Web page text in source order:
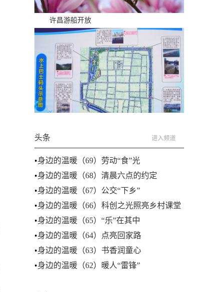
许昌游船开放
头条 进入频道
•身边的温暖（69）劳动“食”光
•身边的温暖（68）清晨六点的约定
•身边的温暖（67）公交“下乡”
•身边的温暖（66）科创之光照亮乡村课堂
•身边的温暖（65）“乐”在其中
•身边的温暖（64）点亮回家路
•身边的温暖（63）书香润童心
•身边的温暖（62）暖人“雷锋”